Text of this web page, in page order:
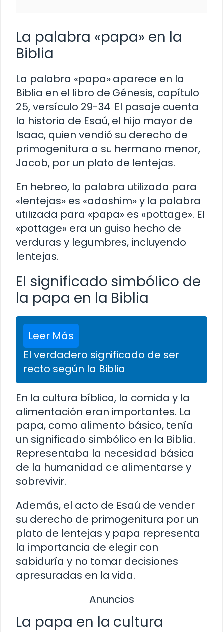
La palabra «papa» en la
Biblia
La palabra «papa» aparece en la
Biblia en el libro de Génesis, capítulo
25, versículo 29-34. El pasaje cuenta
la historia de Esaú, el hijo mayor de
Isaac, quien vendió su derecho de
primogenitura a su hermano menor,
Jacob, por un plato de lentejas.
En hebreo, la palabra utilizada para
«lentejas» es «adashim» y la palabra
utilizada para «papa» es «pottage». El
«pottage» era un guiso hecho de
verduras y legumbres, incluyendo
lentejas.
El significado simbólico de
la papa en la Biblia
Leer Más
El verdadero significado de ser
recto según la Biblia
En la cultura bíblica, la comida y la
alimentación eran importantes. La
papa, como alimento básico, tenía
un significado simbólico en la Biblia.
Representaba la necesidad básica
de la humanidad de alimentarse y
sobrevivir.
Además, el acto de Esaú de vender
su derecho de primogenitura por un
plato de lentejas y papa representa
la importancia de elegir con
sabiduría y no tomar decisiones
apresuradas en la vida.
Anuncios
La papa en la cultura